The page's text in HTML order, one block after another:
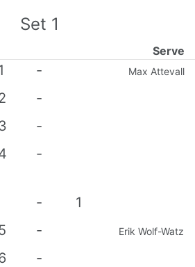
Set 1
Serve
- Max Attevall
-
-
-
-
1
- Erik Wolf-Watz
-